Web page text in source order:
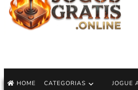
HOME CATEGORIAS JOGUE